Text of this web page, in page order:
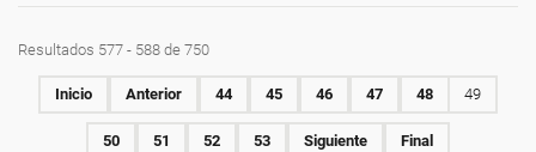
Resultados 577 - 588 de 750
Inicio Anterior 44 45 46 47 48 49
50 51 52 53 Siguiente Final